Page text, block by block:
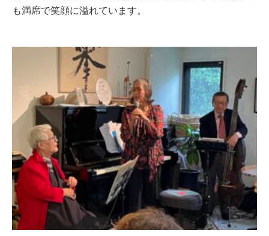
も満席で笑顔に溢れています。